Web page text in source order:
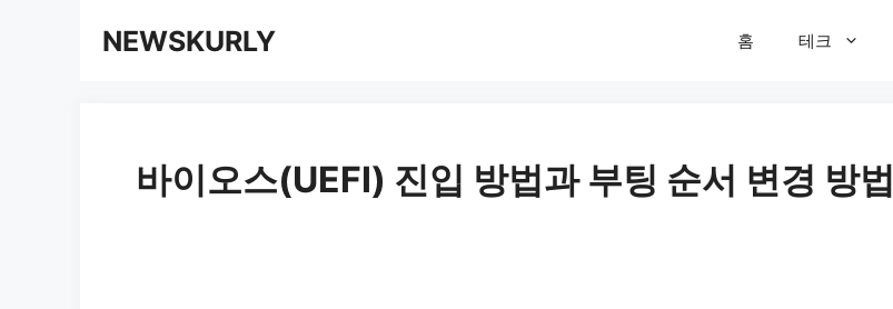
NEWSKURLY 홈 테크
바이오스(UEFI) 진입 방법과 부팅 순서 변경 방법